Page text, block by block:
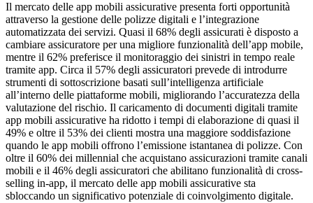
Il mercato delle app mobili assicurative presenta forti opportunità
attraverso la gestione delle polizze digitali e l’integrazione
automatizzata dei servizi. Quasi il 68% degli assicurati è disposto a
cambiare assicuratore per una migliore funzionalità dell’app mobile,
mentre il 62% preferisce il monitoraggio dei sinistri in tempo reale
tramite app. Circa il 57% degli assicuratori prevede di introdurre
strumenti di sottoscrizione basati sull’intelligenza artificiale
all’interno delle piattaforme mobili, migliorando l’accuratezza della
valutazione del rischio. Il caricamento di documenti digitali tramite
app mobili assicurative ha ridotto i tempi di elaborazione di quasi il
49% e oltre il 53% dei clienti mostra una maggiore soddisfazione
quando le app mobili offrono l’emissione istantanea di polizze. Con
oltre il 60% dei millennial che acquistano assicurazioni tramite canali
mobili e il 46% degli assicuratori che abilitano funzionalità di cross-
selling in-app, il mercato delle app mobili assicurative sta
sbloccando un significativo potenziale di coinvolgimento digitale.